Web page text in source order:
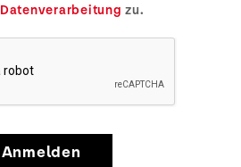
Datenverarbeitung zu.
Anmelden